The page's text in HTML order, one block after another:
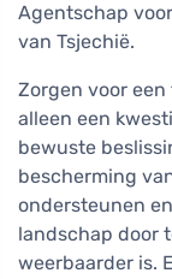
Agentschap
van Tsjechië.
Zorgen voor
alleen een
bewuste
bescherming
ondersteunen
landschap door
weerbaarder is.